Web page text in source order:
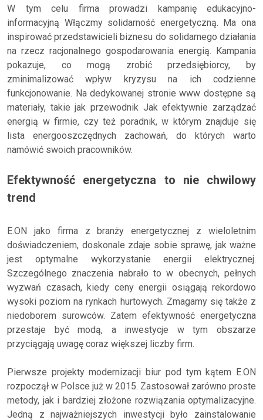
W tym celu firma prowadzi kampanię edukacyjno-
informacyjną Włączmy solidarność energetyczną. Ma ona
inspirować przedstawicieli biznesu do solidarnego działania
na rzecz racjonalnego gospodarowania energią. Kampania
pokazuje, co mogą zrobić przedsiębiorcy, by
zminimalizować wpływ kryzysu na ich codzienne
funkcjonowanie. Na dedykowanej stronie www dostępne są
materiały, takie jak przewodnik Jak efektywnie zarządzać
energią w firmie, czy też poradnik, w którym znajduje się
lista energooszczędnych zachowań, do których warto
namówić swoich pracowników.
Efektywność energetyczna to nie chwilowy
trend
E.ON jako firma z branży energetycznej z wieloletnim
doświadczeniem, doskonale zdaje sobie sprawę, jak ważne
jest optymalne wykorzystanie energii elektrycznej.
Szczególnego znaczenia nabrało to w obecnych, pełnych
wyzwań czasach, kiedy ceny energii osiągają rekordowo
wysoki poziom na rynkach hurtowych. Zmagamy się także z
niedoborem surowców. Zatem efektywność energetyczna
przestaje być modą, a inwestycje w tym obszarze
przyciągają uwagę coraz większej liczby firm.
Pierwsze projekty modernizacji biur pod tym kątem E.ON
rozpoczął w Polsce już w 2015. Zastosował zarówno proste
metody, jak i bardziej złożone rozwiązania optymalizacyjne.
Jedną z najważniejszych inwestycji było zainstalowanie